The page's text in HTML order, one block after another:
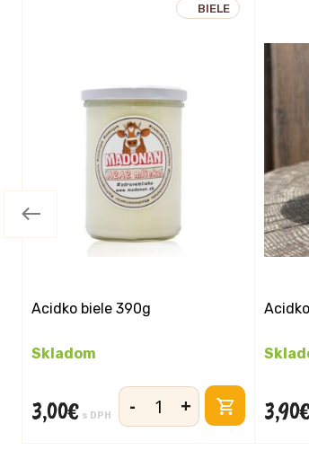
BIELE
Acidko biele 390g
Skladom
3,00€ s DPH -
množstvo + 3,90